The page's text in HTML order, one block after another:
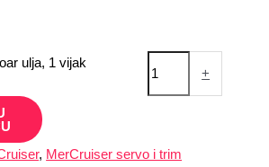
ulja, 1 vijak
+
, MerCruiser servo i trim